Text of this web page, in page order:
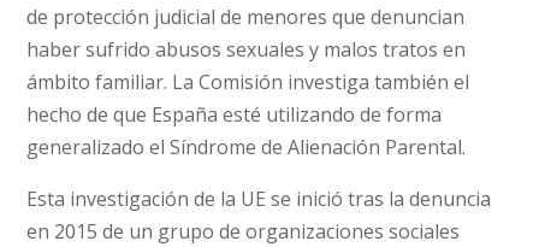
de protección judicial de menores que denuncian
haber sufrido abusos sexuales y malos tratos en
ámbito familiar. La Comisión investiga también el
hecho de que España esté utilizando de forma
generalizado el Síndrome de Alienación Parental.
Esta investigación de la UE se inició tras la denuncia
en 2015 de un grupo de organizaciones sociales